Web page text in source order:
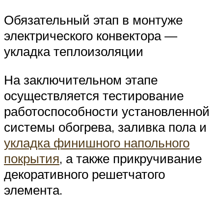
Обязательный этап в монтуже
электрического конвектора —
укладка теплоизоляции
На заключительном этапе
осуществляется тестирование
работоспособности установленной
системы обогрева, заливка пола и
укладка финишного напольного
покрытия, а также прикручивание
декоративного решетчатого
элемента.